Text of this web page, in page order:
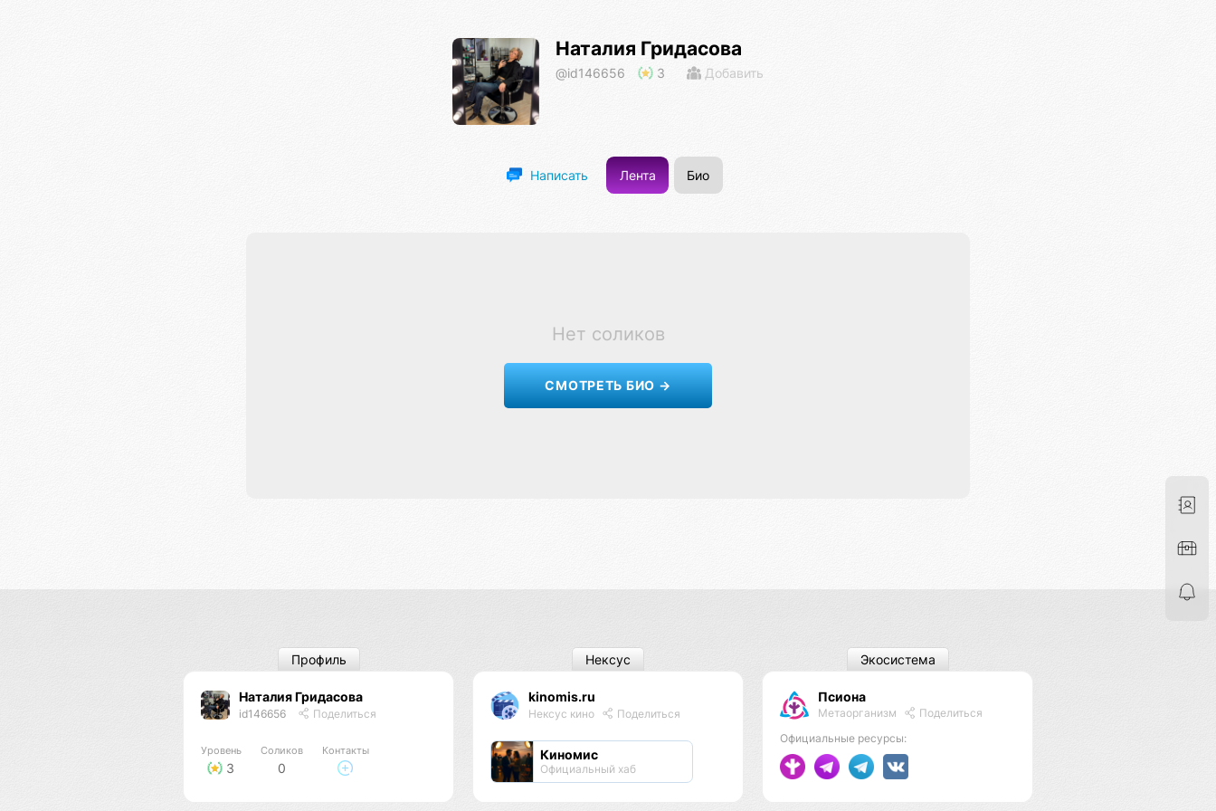
Наталия Гридасова
@id146656 3 Добавить
Написать Лента Био
Нет соликов
СМОТРЕТЬ БИО →
Наталия Гридасова
id146656 Поделиться
Уровень
3
Соликов
0
Контакты
Профиль
kinomis.ru
Нексус кино Поделиться
Киномис
Официальный хаб
Нексус
Псиона
Метаорганизм
Поделиться
Официальные ресурсы:
Экосистема